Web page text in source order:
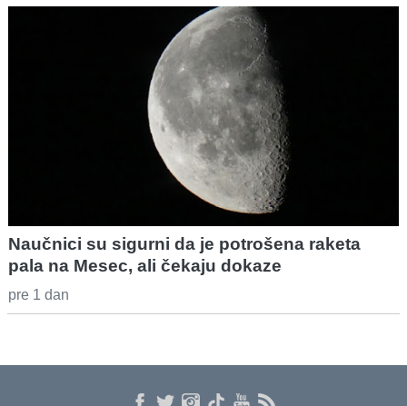
Naučnici su sigurni da je potrošena raketa
pala na Mesec, ali čekaju dokaze
pre 1 dan